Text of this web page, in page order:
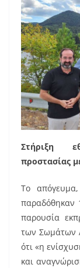
Στήριξη
προστασίας
Το
παραδόθηκαν
παρουσία
των Σωμάτων
ότι «η
και